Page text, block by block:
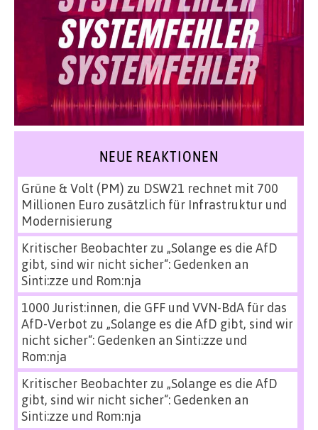
NEUE REAKTIONEN
Grüne & Volt (PM) zu DSW21 rechnet mit 700
Millionen Euro zusätzlich für Infrastruktur und
Modernisierung
Kritischer Beobachterzu „Solange es die AfD
gibt, sind wir nicht sicher“: Gedenken an
Sinti:zze und Rom:nja
1000 Jurist:innen, die GFF und VVN-BdA für das
AfD-Verbot zu „Solange es die AfD gibt, sind wir
nicht sicher“: Gedenken an Sinti:zze und
Rom:nja
Kritischer Beobachterzu „Solange es die AfD
gibt, sind wir nicht sicher“: Gedenken an
Sinti:zze und Rom:nja